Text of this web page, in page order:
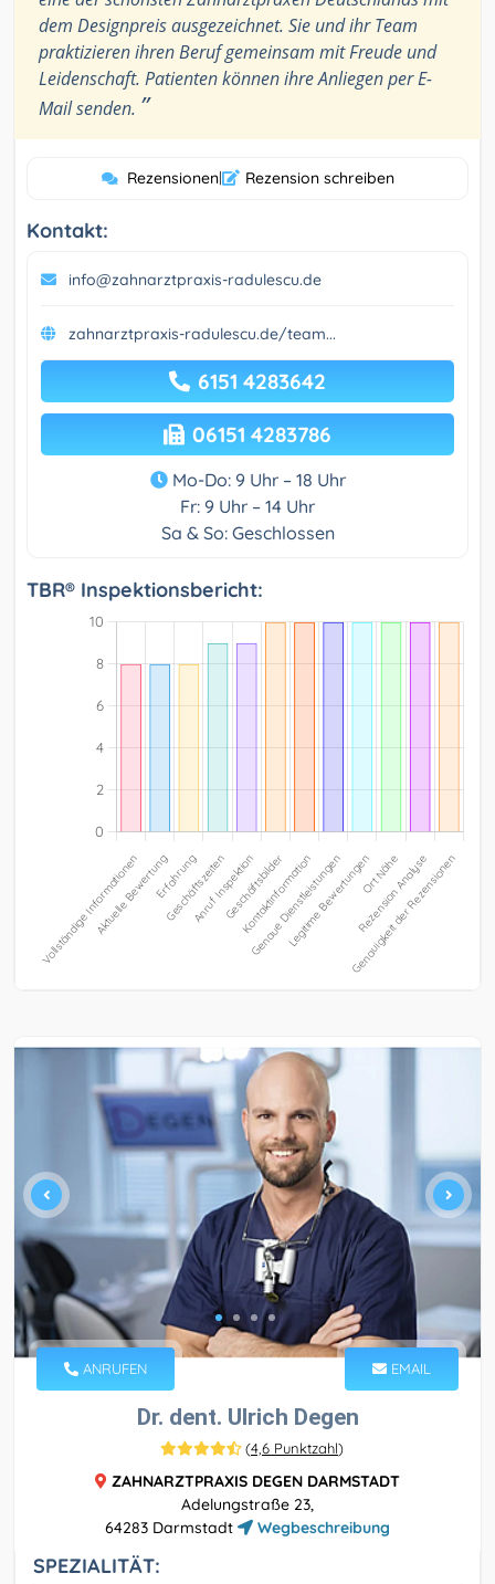
dem Designpreis ausgezeichnet. Sie und ihr Team
praktizieren ihren Beruf gemeinsam mit Freude und
Leidenschaft. Patienten können ihre Anliegen per E-
Mail senden. ”
Rezensionen| Rezension schreiben
Kontakt:
info@zahnarztpraxis-radulescu.de
zahnarztpraxis-radulescu.de/team...
6151 4283642
06151 4283786
Mo-Do: 9 Uhr – 18 Uhr
Fr: 9 Uhr – 14 Uhr
Sa & So: Geschlossen
TBR® Inspektionsbericht:
ANRUFEN EMAIL
Dr. dent. Ulrich Degen
(4,6 Punktzahl)
ZAHNARZTPRAXIS DEGEN DARMSTADT
Adelungstraße 23,
64283 Darmstadt
Wegbeschreibung
SPEZIALITÄT: